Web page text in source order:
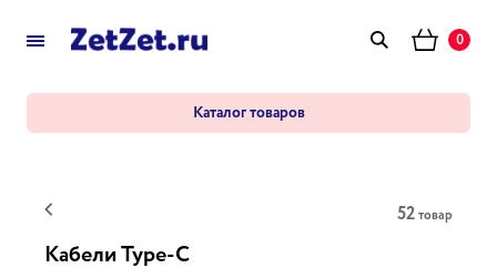
0
Каталог товаров
52 товар
Кабели Type-C